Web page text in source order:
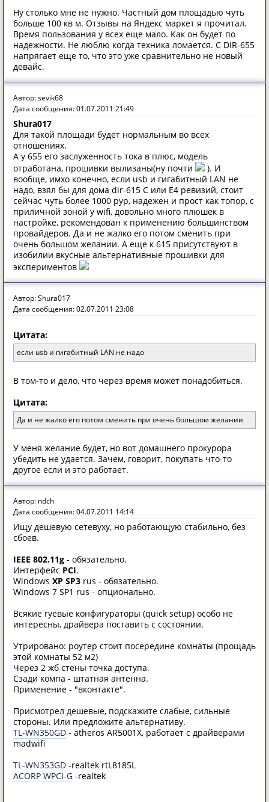
Ну столько мне не нужно. Частный дом площадью чуть
больше 100 кв м. Отзывы на Яндекс маркет я прочитал.
Время пользования у всех еще мало. Как он будет по
надежности. Не люблю когда техника ломается. С DIR-655
напрягает еще то, что это уже сравнительно не новый
девайс.
Автор: sevik68
Дата сообщения: 01.07.2011 21:49
Shura017
Для такой площади будет нормальным во всех
отношениях.
А у 655 его заслуженность тока в плюс, модель
отработана, прошивки вылизаны(ну почти
). И
вообще, имхо конечно, если usb и гигабитный LAN не
надо, взял бы для дома dir-615 С или Е4 ревизий, стоит
сейчас чуть более 1000 рур, надежен и прост как топор, с
приличной зоной у wifi, довольно много плюшек в
настройке, рекомендован к применению большинством
провайдеров. Да и не жалко его потом сменить при
очень большом желании. А еще к 615 присутствуют в
изобилии вкусные альтернативные прошивки для
экспериментов
Автор: Shura017
Дата сообщения: 02.07.2011 23:08
Цитата:
если usb и гигабитный LAN не надо
В том-то и дело, что через время может понадобиться.
Цитата:
Да и не жалко его потом сменить при очень большом желании
У меня желание будет, но вот домашнего прокурора
убедить не удается. Зачем, говорит, покупать что-то
другое если и это работает.
Автор: ndch
Дата сообщения: 04.07.2011 14:14
Ищу дешевую сетевуху, но работающую стабильно, без
сбоев.
IEEE 802.11g - обязательно.
Интерфейс PCI.
Windows XP SP3 rus - обязательно.
Windows 7 SP1 rus - опционально.
Всякие гуёвые конфигураторы (quick setup) особо не
интересны, драйвера поставить с состоянии.
Утрировано: роутер стоит посередине комнаты (прощадь
этой комнаты 52 м2)
Через 2 жб стены точка доступа.
Сзади компа - штатная антенна.
Применение - "вконтакте".
Присмотрел дешевые, подскажите слабые, сильные
стороны. Или предложите альтернативу.
TL-WN350GD - atheros AR5001X, работает с драйверами
madwifi
TL-WN353GD -realtek rtL8185L
ACORP WPCI-G -realtek